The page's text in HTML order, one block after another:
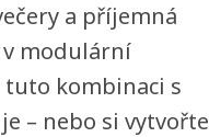
a příjemná
modulární
tuto kombinaci s
– nebo si vytvořte